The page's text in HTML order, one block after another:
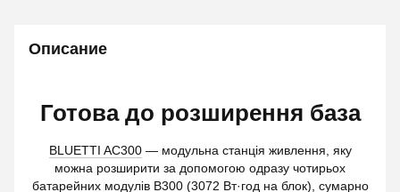
Описание
Готова до розширення база
BLUETTI AC300— модульна станція живлення, яку
можна розширити за допомогою одразу чотирьох
батарейних модулів B300(3072 Вт·год на блок), сумарно